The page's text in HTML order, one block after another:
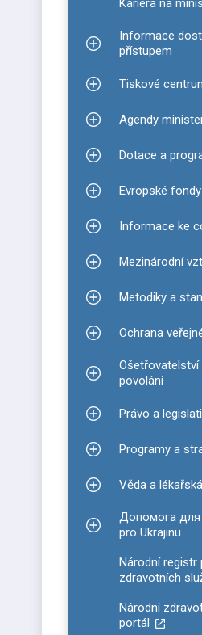
Zobrazit podmenu
Informace
přístupem
Zobrazit podmenu
Tiskové
Zobrazit podmenu
Agendy
Zobrazit podmenu
Dotace a
Zobrazit podmenu
Evropské fondy
Zobrazit podmenu
Informace ke
Zobrazit podmenu
Mezinárodní
Zobrazit podmenu
Metodiky a
Zobrazit podmenu
Ochrana
Zobrazit podmenu
Ošetřovatelství
povolání
Zobrazit podmenu
Právo a
Zobrazit podmenu
Programy a
Zobrazit podmenu
Věda a
Zobrazit podmenu
Допомога для
pro Ukrajinu
Národní registr
zdravotních
Národní
portál